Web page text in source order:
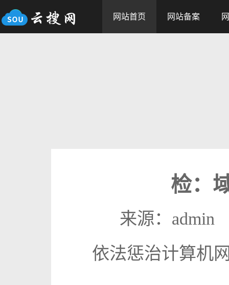
网站首页 网站备案
检：
来源：
依法惩治计算机